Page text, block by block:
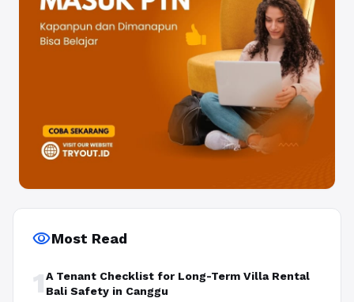
visibilityMost Read
1A Tenant Checklist for Long-Term Villa Rental
Bali Safety in Canggu